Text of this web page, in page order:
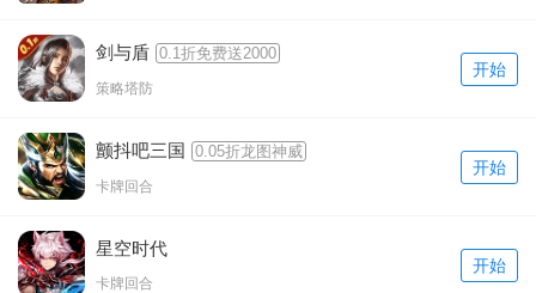
剑与盾 0.1折免费送2000
策略塔防
开始
颤抖吧三国 0.05折龙图神威
卡牌回合
开始
星空时代
卡牌回合
开始